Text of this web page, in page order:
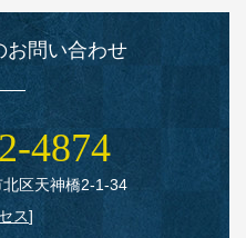
お問い合わせ
区天神橋2‑1‑34
ス]